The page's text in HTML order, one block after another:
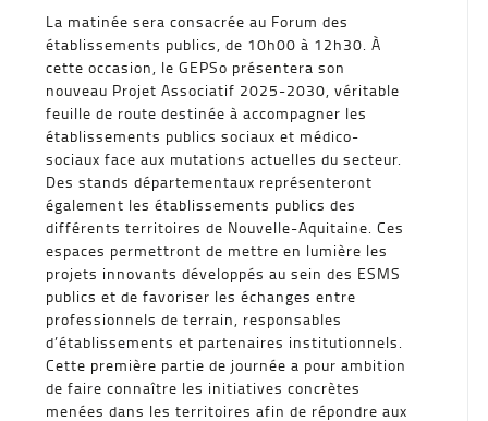
La matinée sera consacrée au Forum des
établissements publics, de 10h00 à 12h30. À
cette occasion, le GEPSo présentera son
nouveau Projet Associatif 2025-2030, véritable
feuille de route destinée à accompagner les
établissements publics sociaux et médico-
sociaux face aux mutations actuelles du secteur.
Des stands départementaux représenteront
également les établissements publics des
différents territoires de Nouvelle-Aquitaine. Ces
espaces permettront de mettre en lumière les
projets innovants développés au sein des ESMS
publics et de favoriser les échanges entre
professionnels de terrain, responsables
d’établissements et partenaires institutionnels.
Cette première partie de journée a pour ambition
de faire connaître les initiatives concrètes
menées dans les territoires afin de répondre aux